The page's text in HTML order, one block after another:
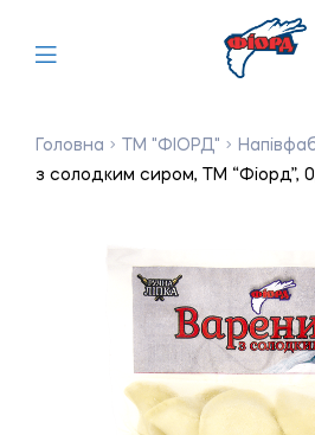
Головна ТМ "ФІОРД"
з солодким сиром, ТМ “Фіорд”,